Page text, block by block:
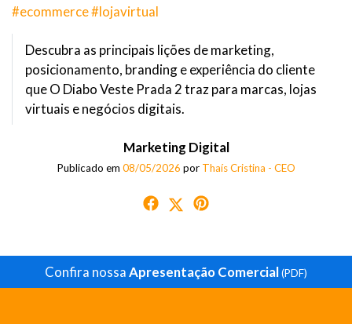
#ecommerce #lojavirtual
Descubra as principais lições de marketing,
posicionamento, branding e experiência do cliente
que O Diabo Veste Prada 2 traz para marcas, lojas
virtuais e negócios digitais.
Marketing Digital
Publicado em 08/05/2026 por Thaís Cristina - CEO
Confira nossaApresentação Comercial(PDF)